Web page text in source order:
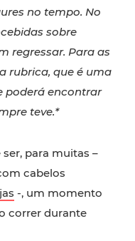
no tempo. No
sobre
regressar. Para as
rubrica, que é uma
poderá encontrar
teve.*
para muitas –
cabelos
-, um momento
correr durante